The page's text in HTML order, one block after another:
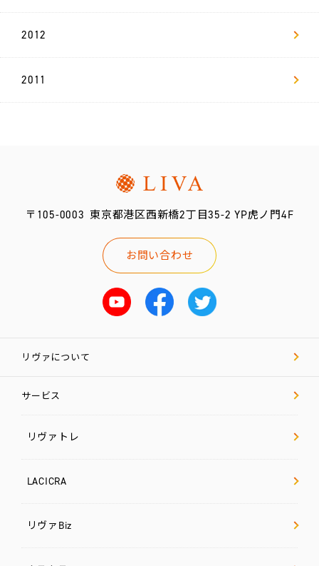
2012
2011
〒105-0003 東京都港区西新橋2丁目35-2 YP虎ノ門4F
お問い合わせ
リヴァについて
サービス
リヴァトレ
LACICRA
リヴァBiz